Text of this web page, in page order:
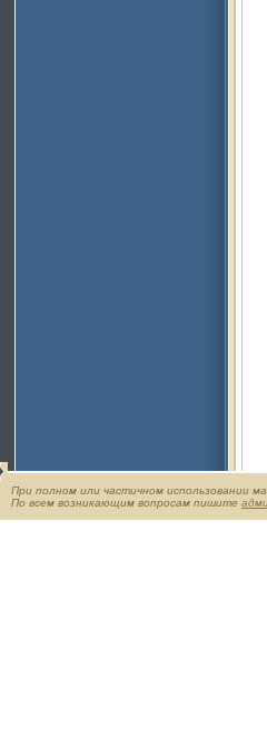
При полном или частичном использовании
По всем возникающим вопросам пишите